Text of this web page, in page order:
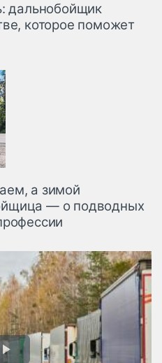
дальнобойщик
которое поможет
а зимой
— о подводных